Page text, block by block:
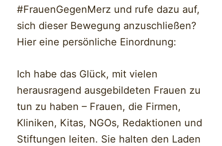
#FrauenGegenMerz und rufe dazu auf,
sich dieser Bewegung anzuschließen?
Hier eine persönliche Einordnung:
Ich habe das Glück, mit vielen
herausragend ausgebildeten Frauen zu
tun zu haben – Frauen, die Firmen,
Kliniken, Kitas, NGOs, Redaktionen und
Stiftungen leiten. Sie halten den Laden